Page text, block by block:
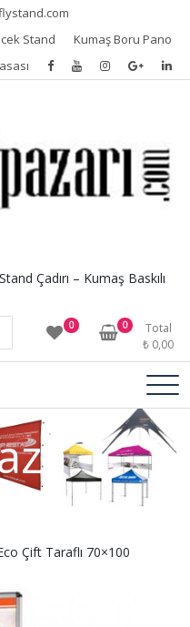
Stand
Kumaş Boru Pano
Çadırı – Kumaş Baskılı
0 0
Total
₺ 0,00
Çift Taraflı 70×100